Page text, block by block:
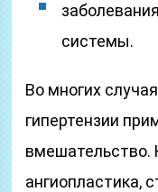
системы.
Во многих
гипертензии
вмешательство.
ангиопластика,